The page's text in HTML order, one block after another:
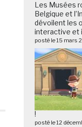
Les Musées
Belgique et
dévoilent les
interactive et
posté le 15 mars
!
posté le 12